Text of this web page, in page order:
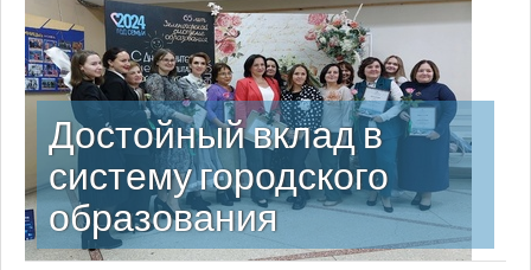
Достойный вклад в
систему городского
образования